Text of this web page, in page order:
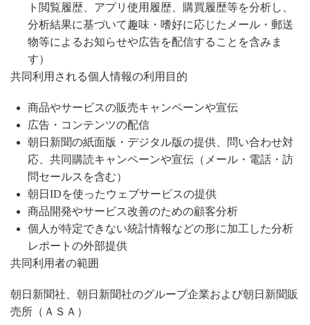
ト閲覧履歴、アプリ使用履歴、購買履歴等を分析し、
分析結果に基づいて趣味・嗜好に応じたメール・郵送
物等によるお知らせや広告を配信することを含みま
す）
共同利用される個人情報の利用目的
商品やサービスの販売キャンペーンや宣伝
広告・コンテンツの配信
朝日新聞の紙面版・デジタル版の提供、問い合わせ対
応、共同購読キャンペーンや宣伝（メール・電話・訪
問セールスを含む）
朝日IDを使ったウェブサービスの提供
商品開発やサービス改善のための顧客分析
個人が特定できない統計情報などの形に加工した分析
レポートの外部提供
共同利用者の範囲
朝日新聞社、朝日新聞社のグループ企業および朝日新聞販
売所（ＡＳＡ）